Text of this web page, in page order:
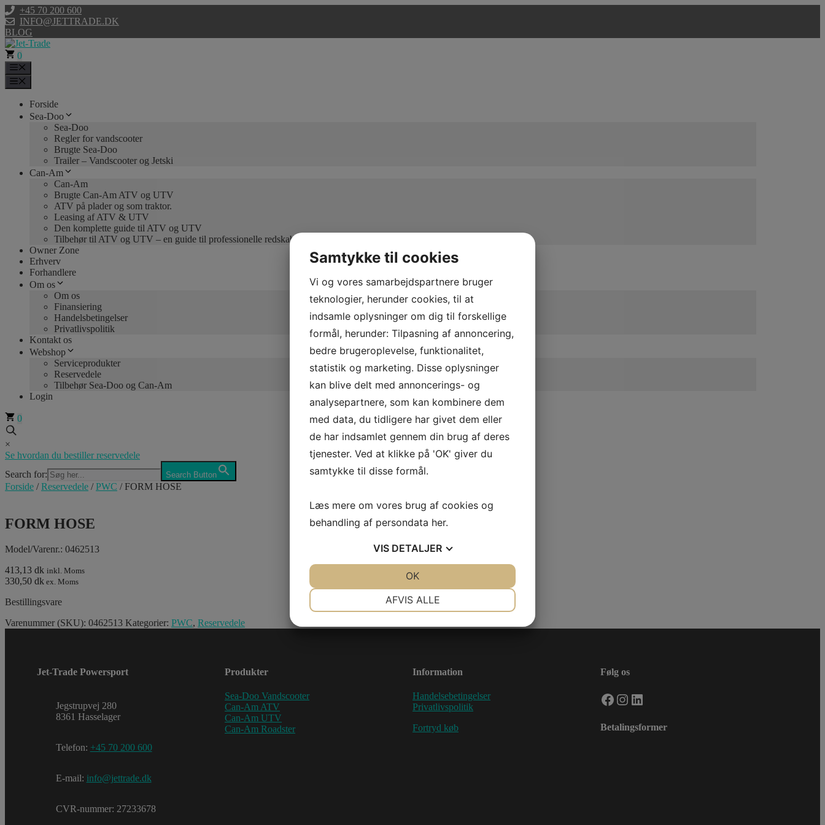
Hop
til
indhold
+45 70 200 600
INFO@JETTRADE.DK
BLOG
0
Forside
Sea-Doo
Sea-Doo
Regler for vandscooter
Brugte Sea-Doo
Trailer – Vandscooter og Jetski
Can-Am
Can-Am
Brugte Can-Am ATV og UTV
ATV på plader og som traktor.
Leasing af ATV & UTV
Den komplette guide til ATV og UTV
Tilbehør til ATV og UTV – en guide til professionelle redskaber og maksimal kapacitet
Owner Zone
Erhverv
Forhandlere
Om os
Om os
Finansiering
Handelsbetingelser
Privatlivspolitik
Kontakt os
Webshop
Serviceprodukter
Reservedele
Tilbehør Sea-Doo og Can-Am
Login
0
×
Se hvordan du bestiller reservedele
Search for:
Search Button
Forside /Reservedele /PWC / FORM HOSE
FORM HOSE
Model/Varenr.: 0462513
413,13 dk inkl. Moms
330,50 dk ex. Moms
Bestillingsvare
Varenummer (SKU): 0462513 Kategorier: PWC, Reservedele
Jet-Trade Powersport
Jegstrupvej 280
8361 Hasselager
Telefon: +45 70 200 600
E-mail: info@jettrade.dk
CVR-nummer: 27233678
Produkter
Sea-Doo Vandscooter
Can-Am ATV
Can-Am UTV
Can-Am Roadster
Information
Handelsebetingelser
Privatlivspolitik
Fortryd køb
Følg os
Facebook
Instagram
LinkedIn
Betalingsformer
Samtykke til cookies
Vi og vores samarbejdspartnere bruger
teknologier, herunder cookies, til at
indsamle oplysninger om dig til forskellige
formål, herunder: Tilpasning af annoncering,
bedre brugeroplevelse, funktionalitet,
statistik og marketing. Disse oplysninger
kan blive delt med annoncerings- og
analysepartnere, som kan kombinere dem
med data, du tidligere har givet dem eller
de har indsamlet gennem din brug af deres
tjenester. Ved at klikke på 'OK' giver du
samtykke til disse formål.
Læs mere om vores brug af cookies og
behandling af persondata her.
VIS DETALJER
AFVIS ALLE
OK